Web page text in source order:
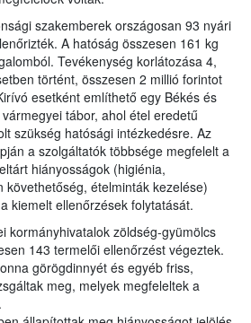
szakemberek országosan 93 nyári
A hatóság összesen 161 kg
Tevékenység korlátozása 4,
történt, összesen 2 millió forintot
esetként említhető egy Békés és
tábor, ahol étel eredetű
szükség hatósági intézkedésre. Az
a szolgáltatók többsége megfelelt a
hiányosságok (higiénia,
követhetőség, ételminták kezelése)
kiemelt ellenőrzések folytatását.
kormányhivatalok zöldség-gyümölcs
143 termelői ellenőrzést végeztek.
görögdinnyét és egyéb friss,
meg, melyek megfeleltek a